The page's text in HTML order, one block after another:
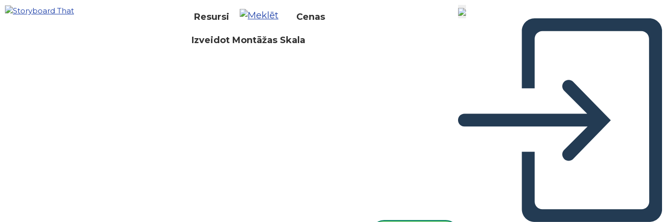
Resursi Cenas
Izveidot Montāžas Skala